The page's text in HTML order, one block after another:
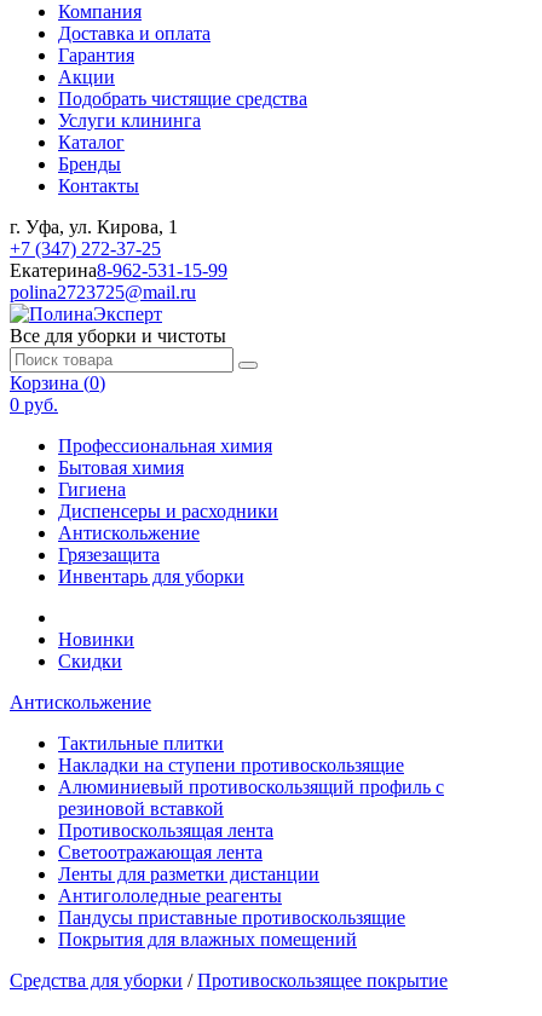
Компания
Доставка и оплата
Гарантия
Акции
Подобрать чистящие средства
Услуги клининга
Каталог
Бренды
Контакты
г. Уфа, ул. Кирова, 1
+7 (347) 272-37-25
Екатерина8-962-531-15-99
polina2723725@mail.ru
Все для уборки и чистоты
Корзина (0)
0 руб.
Профессиональная химия
Бытовая химия
Гигиена
Диспенсеры и расходники
Антискольжение
Грязезащита
Инвентарь для уборки
Новинки
Скидки
Антискольжение
Тактильные плитки
Накладки на ступени противоскользящие
Алюминиевый противоскользящий профиль с
резиновой вставкой
Противоскользящая лента
Cветоотражающая лента
Ленты для разметки дистанции
Антигололедные реагенты
Пандусы приставные противоскользящие
Покрытия для влажных помещений
Средства для уборки /Противоскользящее покрытие